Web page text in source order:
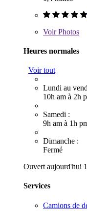
VoirPhotos
Heures normales
Voir tout
Lundi au
10h am à 2h
Samedi :
9h am à 1h
Dimanche :
Fermé
Ouvert aujourd'hui
Services
Camions de